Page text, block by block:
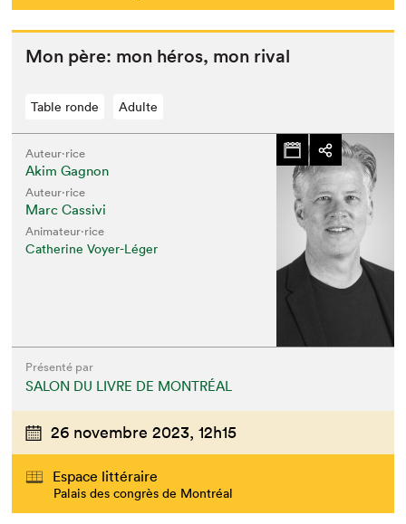
Mon père: mon héros, mon rival
Table ronde Adulte
Auteur·rice
Akim Gagnon
Auteur·rice
Marc Cassivi
Animateur⋅rice
Catherine Voyer-Léger
Présenté par
SALON DU LIVRE DE MONTRÉAL
26 novembre 2023, 12h15
Espace littéraire
Palais des congrès de Montréal